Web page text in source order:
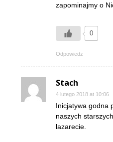
zapominajmy o
0
Odpowiedz
Stach
4 lutego 2018 at 10:06
Inicjatywa godna
naszych
lazarecie.